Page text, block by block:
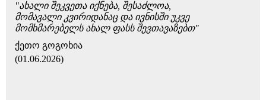
"ახალი შეკვეთა იქნება, შესაძლოა,
მომავალი კვირიდანაც და ივნისში უკვე
მომხმარებელს ახალ ფასს შევთავაზებთ"
ქეთო გოგოხია
(01.06.2026)